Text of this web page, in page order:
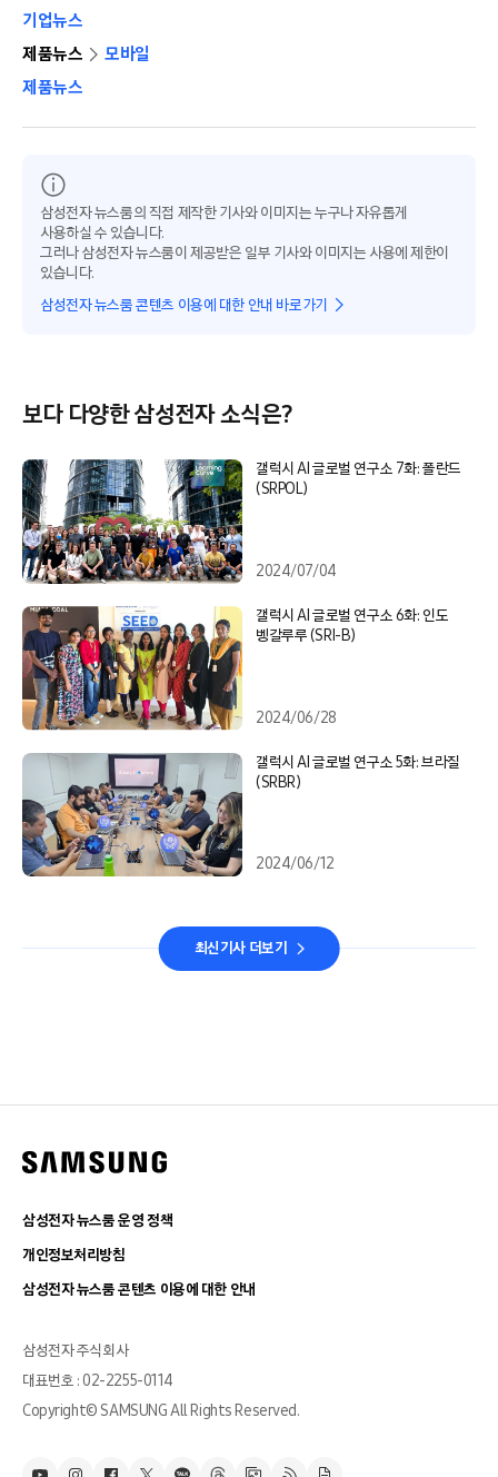
기업뉴스
제품뉴스
모바일
제품뉴스
삼성전자 뉴스룸의 직접 제작한 기사와 이미지는 누구나 자유롭게
사용하실 수 있습니다.
그러나 삼성전자 뉴스룸이 제공받은 일부 기사와 이미지는 사용에 제한이
있습니다.
삼성전자 뉴스룸 콘텐츠 이용에 대한 안내 바로가기
보다 다양한 삼성전자 소식은?
갤럭시 AI 글로벌 연구소 7화: 폴란드
(SRPOL)
2024/07/04
갤럭시 AI 글로벌 연구소 6화: 인도
벵갈루루 (SRI-B)
2024/06/28
갤럭시 AI 글로벌 연구소 5화: 브라질
(SRBR)
2024/06/12
최신기사 더보기
삼성전자 뉴스룸 운영 정책
개인정보처리방침
삼성전자 뉴스룸 콘텐츠 이용에 대한 안내
삼성전자 주식회사
대표번호 : 02-2255-0114
Copyright© SAMSUNG All Rights Reserved.